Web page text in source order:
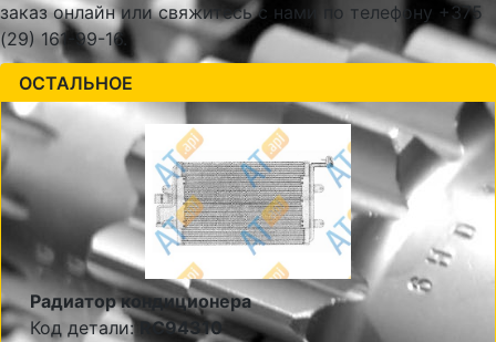
заказ онлайн или свяжитесь с нами по телефону +375
(29) 161-99-16.
ОСТАЛЬНОЕ
Радиатор кондиционера
Код детали: RC94310